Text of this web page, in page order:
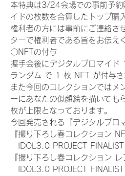
本特典は3/24会場での事前予
イドの枚数を合算したトップ購
権利者の方には事前にご連絡さ
ターで権利者である旨をお伝え
〇NFTの付与
握手会後にデジタルブロマイド
ランダム で 1 枚 NFT が付与さ
また今回のコレクションではメ
ーにあなたの似顔絵を描いても
枚が上限となっております。
今回発売される『デジタルブロ
『撮り下ろし春コレクション
IDOL3.0 PROJECT
『撮り下ろし春コレクション
IDOL3.0 PROJECT